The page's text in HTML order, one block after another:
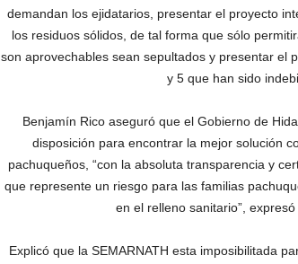
demandan los ejidatarios, presentar el proyecto
los residuos sólidos, de tal forma que sólo
son aprovechables sean sepultados y presentar el
y 5 que han sido
Benjamín Rico aseguró que el Gobierno de
disposición para encontrar la mejor solución
pachuqueños, “con la absoluta transparencia y
que represente un riesgo para las familias
en el relleno sanitario”,
Explicó que la SEMARNATH esta imposibilitada